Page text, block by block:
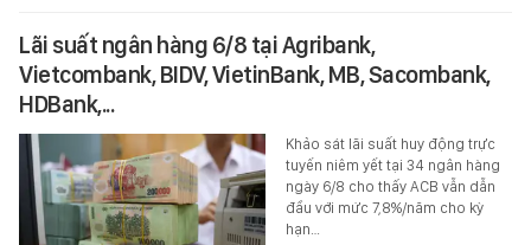
Lãi suất ngân hàng 6/8 tại Agribank,
Vietcombank, BIDV, VietinBank, MB, Sacombank,
HDBank,...
Khảo sát lãi suất huy động trực
tuyến niêm yết tại 34 ngân hàng
ngày 6/8 cho thấy ACB vẫn dẫn
đầu với mức 7,8%/năm cho kỳ
hạn…